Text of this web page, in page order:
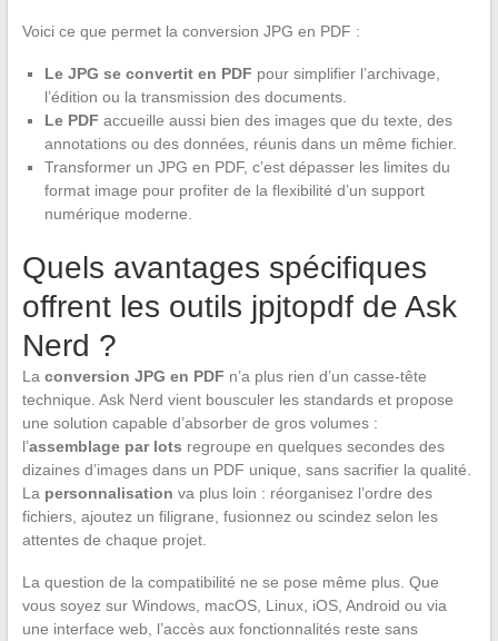
Voici ce que permet la conversion JPG en PDF :
Le JPG se convertit en PDF pour simplifier l’archivage,
l’édition ou la transmission des documents.
Le PDF accueille aussi bien des images que du texte, des
annotations ou des données, réunis dans un même fichier.
Transformer un JPG en PDF, c’est dépasser les limites du
format image pour profiter de la flexibilité d’un support
numérique moderne.
Quels avantages spécifiques
offrent les outils jpjtopdf de Ask
Nerd ?
La conversion JPG en PDF n’a plus rien d’un casse-tête
technique. Ask Nerd vient bousculer les standards et propose
une solution capable d’absorber de gros volumes :
l’assemblage par lots regroupe en quelques secondes des
dizaines d’images dans un PDF unique, sans sacrifier la qualité.
La personnalisation va plus loin : réorganisez l’ordre des
fichiers, ajoutez un filigrane, fusionnez ou scindez selon les
attentes de chaque projet.
La question de la compatibilité ne se pose même plus. Que
vous soyez sur Windows, macOS, Linux, iOS, Android ou via
une interface web, l’accès aux fonctionnalités reste sans